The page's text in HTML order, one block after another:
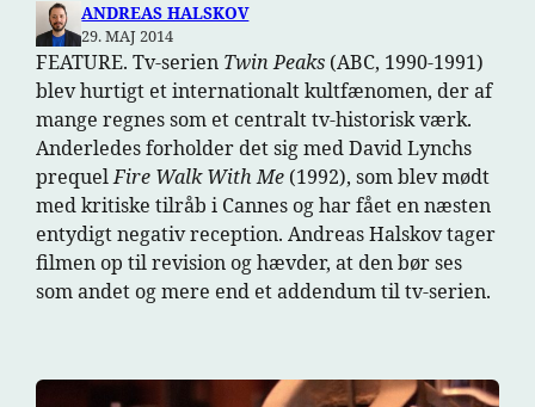
ANDREAS HALSKOV
29. MAJ 2014
FEATURE. Tv-serien Twin Peaks (ABC, 1990-1991)
blev hurtigt et internationalt kultfænomen, der af
mange regnes som et centralt tv-historisk værk.
Anderledes forholder det sig med David Lynchs
prequelFire Walk With Me (1992), som blev mødt
med kritiske tilråb i Cannes og har fået en næsten
entydigt negativ reception. Andreas Halskov tager
filmen op til revision og hævder, at den bør ses
som andet og mere end et addendum til tv-serien.